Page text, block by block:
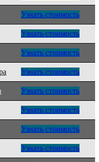
Узнать стоимость
Узнать стоимость
Узнать стоимость
Узнать стоимость
Узнать стоимость
Узнать стоимость
Узнать стоимость
Узнать стоимость